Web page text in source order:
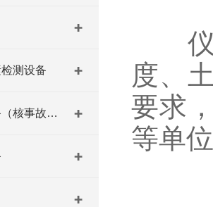
测设备
放射卫生检测设备（核事故与放射医学）
仪
度、
要求
等单